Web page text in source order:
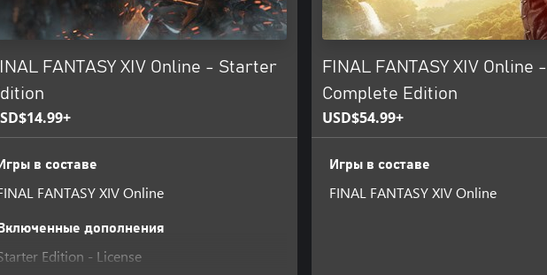
FANTASY XIV Online - Starter
Игры в составе
FANTASY XIV Online
Включенные дополнения
Edition - License
FINAL FANTASY XIV Online -
Complete Edition
USD$54.99+
Игры в составе
FINAL FANTASY XIV Online